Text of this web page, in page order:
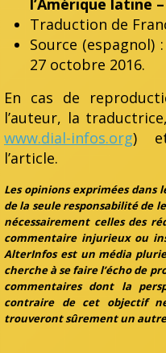
Traduction de
Source (espagnol) :
27 octobre 2016.
En cas de
l’auteur, la
www.dial-infos.org) et
l’article.
Les opinions exprimées
de la seule responsabilité de
nécessairement celles des
commentaire injurieux ou
AlterInfos est un média
cherche à se faire l’écho de
commentaires dont la
contraire de cet objectif
trouveront sûrement un